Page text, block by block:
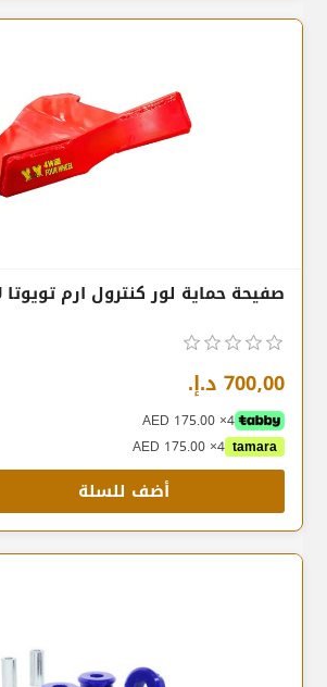
صفيحة حماية لور كنترول ارم تويوتا FJ
700٫00 د.إ.‏
4× AED 175.00
tamara
4× AED 175.00
أضف للسلة